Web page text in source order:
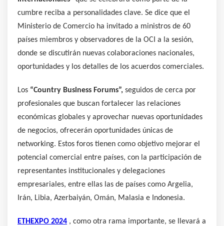
cumbre reciba a personalidades clave. Se dice que el
Ministerio de Comercio ha invitado a ministros de 60
países miembros y observadores de la OCI a la sesión,
donde se discutirán nuevas colaboraciones nacionales,
oportunidades y los detalles de los acuerdos comerciales.
Los “Country Business Forums”, seguidos de cerca por
profesionales que buscan fortalecer las relaciones
económicas globales y aprovechar nuevas oportunidades
de negocios, ofrecerán oportunidades únicas de
networking. Estos foros tienen como objetivo mejorar el
potencial comercial entre países, con la participación de
representantes institucionales y delegaciones
empresariales, entre ellas las de países como Argelia,
Irán, Libia, Azerbaiyán, Omán, Malasia e Indonesia.
ETHEXPO 2024 , como otra rama importante, se llevará a